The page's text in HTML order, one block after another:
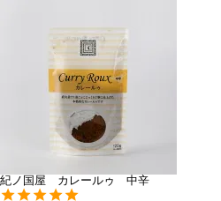
紀ノ国屋 カレールゥ 中辛